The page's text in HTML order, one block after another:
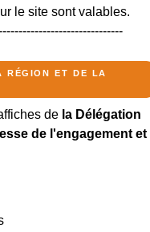
le site sont valables.
région et de la
dela Délégation
de l'engagement et